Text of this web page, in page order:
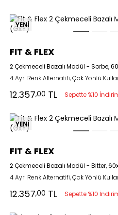
YENİ
FIT & FLEX
2 Çekmeceli Bazalı Modül - Sorbe,
4 Ayrı Renk Alternatifi, Çok Yönlü
12.357,00 TL Sepette %10
YENİ
FIT & FLEX
2 Çekmeceli Bazalı Modül - Bitter,
4 Ayrı Renk Alternatifi, Çok Yönlü
12.357,00 TL Sepette %10